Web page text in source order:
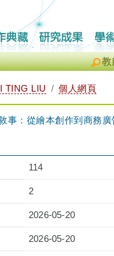
教
TING LIU 個人網頁
事：從繪本創作到商務
114
2
2026-05-20
2026-05-20